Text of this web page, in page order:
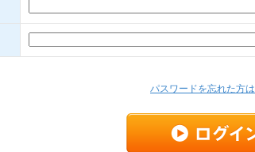
パスワードを忘れた方